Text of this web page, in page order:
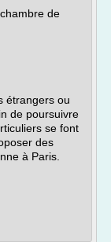
de
étrangers ou
de poursuivre
se font
des
à Paris.